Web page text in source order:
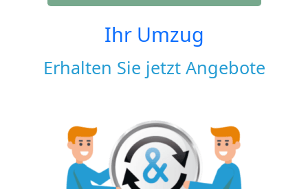
Ihr Umzug
Erhalten Sie jetzt Angebote